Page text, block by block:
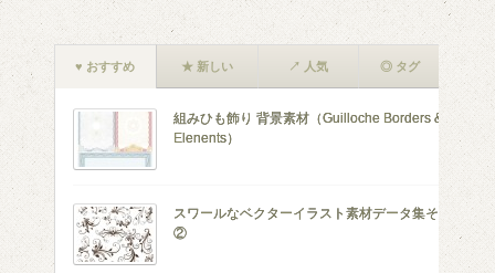
♥ おすすめ ★ 新しい ↗ 人気 ◎ タグ
組みひも飾り 背景素材（Guilloche Borders &
Elenents）
スワールなベクターイラスト素材データ集その
②